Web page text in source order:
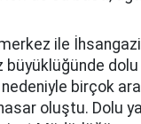
ile
dolu
birçok
oluştu. Dolu